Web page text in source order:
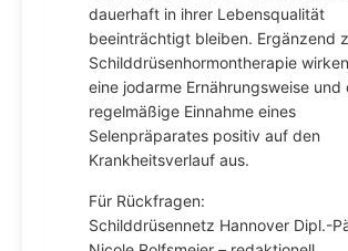
dauerhaft in ihrer Lebensqualität
beeinträchtigt bleiben. Ergänzend
Schilddrüsenhormontherapie
eine jodarme Ernährungsweise und
regelmäßige Einnahme eines
Selenpräparates positiv auf den
Krankheitsverlauf aus.
Für Rückfragen:
Schilddrüsennetz Hannover Dipl.-